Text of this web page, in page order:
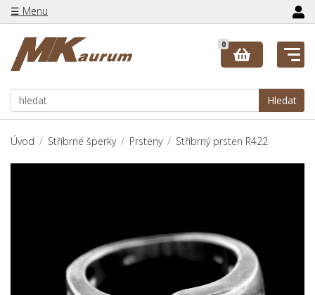
☰ Menu
Hledat
0
Úvod Stříbrné šperky Prsteny Stříbrný prsten R422